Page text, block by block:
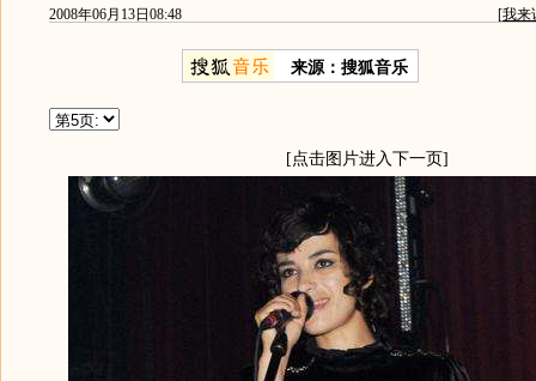
2008年06月13日08:48 [我来
来源：搜狐音乐
[点击图片进入下一页]